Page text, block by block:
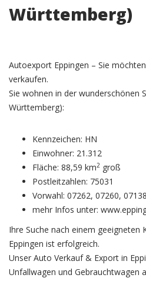
Württemberg)
Autoexport Eppingen – Sie
verkaufen.
Sie wohnen in der wunderschönen
Württemberg):
Kennzeichen: HN
Einwohner: 21.312
Fläche: 88,59 km2 groß
Postleitzahlen: 75031
Vorwahl: 07262, 07260, 07138
mehr Infos unter:
Ihre Suche nach einem geeigneten
Eppingen ist erfolgreich.
Unser Auto Verkauf & Export in
Unfallwagen und Gebrauchtwagen